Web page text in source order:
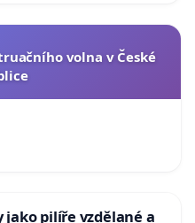
volna v České
jako pilíře vzdělané a